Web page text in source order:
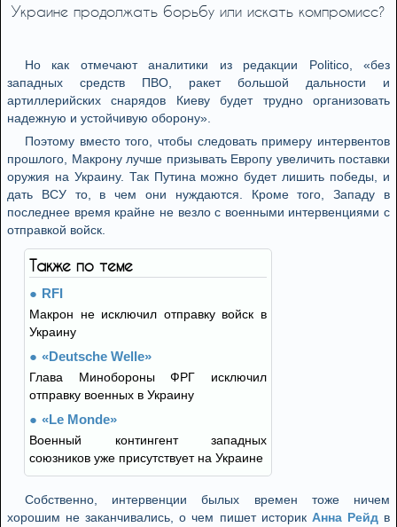
Украине продолжать борьбу или искать компромисс?
Но как отмечают аналитики из редакции Politico, «без
западных средств ПВО, ракет большой дальности и
артиллерийских снарядов Киеву будет трудно организовать
надежную и устойчивую оборону».
Поэтому вместо того, чтобы следовать примеру интервентов
прошлого, Макрону лучше призывать Европу увеличить поставки
оружия на Украину. Так Путина можно будет лишить победы, и
дать ВСУ то, в чем они нуждаются. Кроме того, Западу в
последнее время крайне не везло с военными интервенциями с
отправкой войск.
Также по теме
RFI
Макрон не исключил отправку войск в
Украину
«Deutsche Welle»
Глава Минобороны ФРГ исключил
отправку военных в Украину
«Le Monde»
Военный контингент западных
союзников уже присутствует на Украине
Собственно, интервенции былых времен тоже ничем
хорошим не заканчивались, о чем пишет историк Анна Рейдв